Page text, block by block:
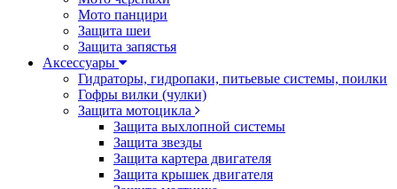
Мото панцири
Защита шеи
Защита запястья
Аксессуары
Гидраторы, гидропаки, питьевые системы, поилки
Гофры вилки (чулки)
Защита мотоцикла
Защита выхлопной системы
Защита звезды
Защита картера двигателя
Защита крышек двигателя